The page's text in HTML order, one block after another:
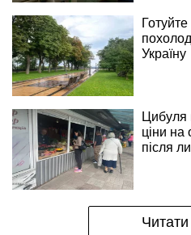
Україну
Цибуля
ціни на
після
Читати